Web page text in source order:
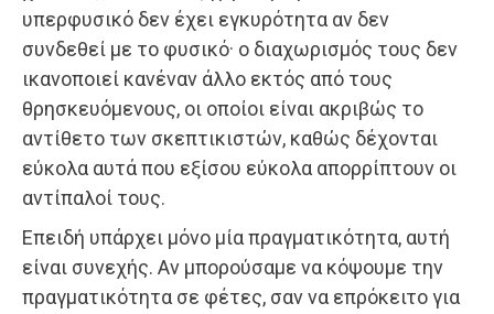
υπερφυσικό δεν έχει εγκυρότητα αν δεν
συνδεθεί με το φυσικό· ο διαχωρισμός τους δεν
ικανοποιεί κανέναν άλλο εκτός από τους
θρησκευόμενους, οι οποίοι είναι ακριβώς το
αντίθετο των σκεπτικιστών, καθώς δέχονται
εύκολα αυτά που εξίσου εύκολα απορρίπτουν οι
αντίπαλοί τους.
Επειδή υπάρχει μόνο μία πραγματικότητα, αυτή
είναι συνεχής. Αν μπορούσαμε να κόψουμε την
πραγματικότητα σε φέτες, σαν να επρόκειτο για